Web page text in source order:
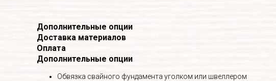
Дополнительные опции
Доставка материалов
Оплата
Дополнительные опции
Обвязка свайного фундамента уголком или швеллером